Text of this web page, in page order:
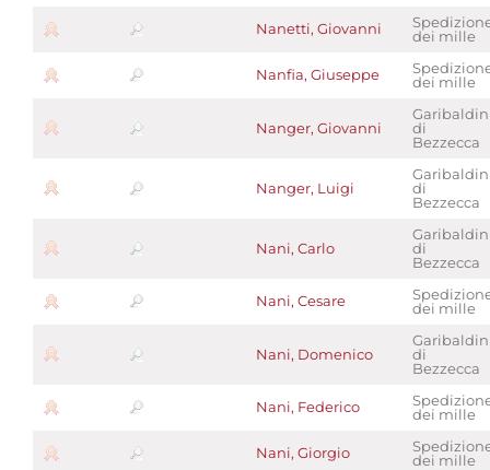
Nanetti, Giovanni
dei mille
Nanfia, Giuseppe
dei mille
Nanger, Giovanni
di
Bezzecca
Nanger, Luigi
di
Bezzecca
Nani, Carlo
di
Bezzecca
Nani, Cesare
dei mille
Nani, Domenico
di
Bezzecca
Nani, Federico
dei mille
Nani, Giorgio
dei mille